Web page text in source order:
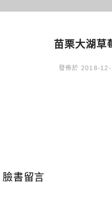
苗栗大湖草
發佈於 2018-
臉書留言